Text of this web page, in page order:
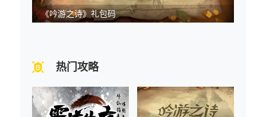
《吟游之诗》礼包码
热门攻略